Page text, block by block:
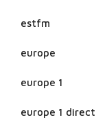
estfm
europe
europe 1
europe 1 direct